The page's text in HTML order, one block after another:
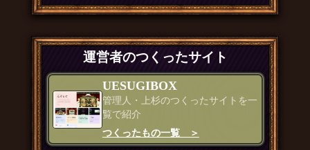
運営者のつくったサイト
UESUGIBOX
管理人・上杉のつくったサイトを一
覧で紹介
つくったもの一覧 ＞